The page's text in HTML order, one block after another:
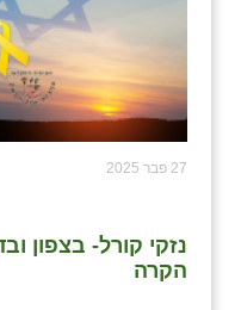
27 פבר 2025
נזקי קורל- בצפון
הקרה